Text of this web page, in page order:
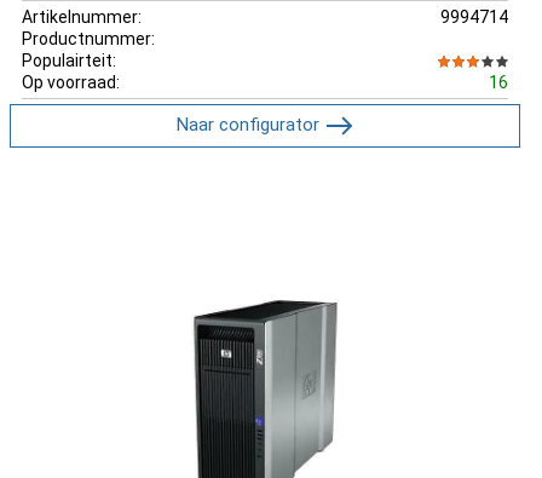
Artikelnummer:
9994714
Productnummer:
Populairteit:
Op voorraad:
16
Naar configurator